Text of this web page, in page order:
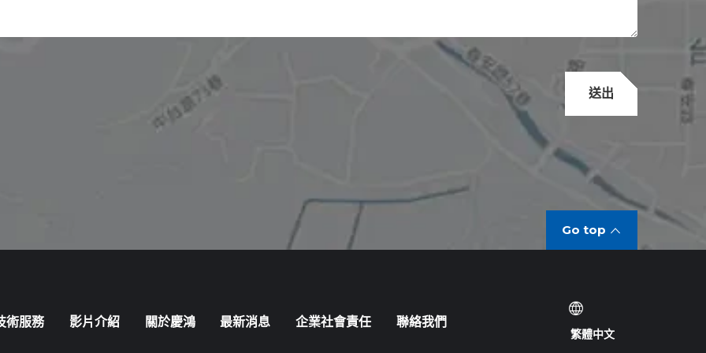
送出
Go top
術服務 影片介紹 關於慶鴻 最新消息 企業社會責任 聯絡我們
繁體中文